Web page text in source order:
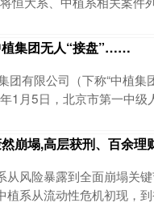
常务委员会第六次会议上
提出加快处置恒大人寿、
配置需求，可加微信
植集团无人“接盘”……
团有限公司（下称“中植集
1月5日，北京市第一中级
琴人寿公司、横琴安友公
募公告），对中植集团持
琴人寿公司）12.75%股权
下简称横琴安友公
崩塌,高层获刑、百余理
从风险暴露到全面崩塌关
植系从流动性危机初现，